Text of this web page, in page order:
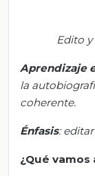
Edito
Aprendizaje
la
coherente.
Énfasis:e
¿Qué vamos